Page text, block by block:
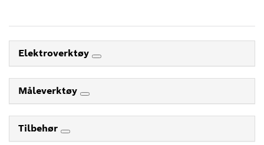
Elektroverktøy
Måleverktøy
Tilbehør